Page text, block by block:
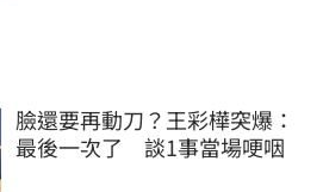
臉還要再動刀？王彩樺突爆：
最後一次了 談1事當場哽咽